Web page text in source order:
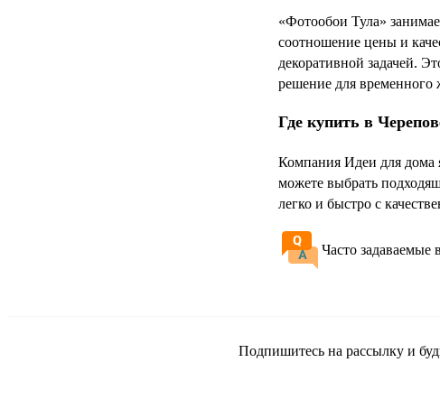
«Фотообои Тула»
соотношение цены и
декоративной задачей.
решение для временного
Где купить в
Компания Идеи для дома
можете выбрать
легко и быстро с
Часто задаваемые
Подпишитесь на рассылку и